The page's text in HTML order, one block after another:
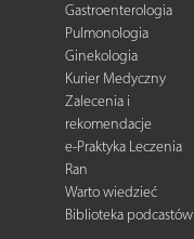
Gastroenterologia
Pulmonologia
Ginekologia
Kurier Medyczny
Zalecenia i
rekomendacje
e-Praktyka Leczenia
Ran
Warto wiedzieć
Biblioteka podcastów